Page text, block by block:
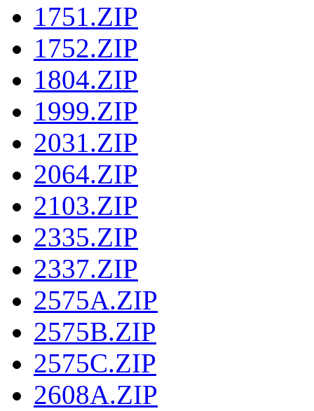
1751.ZIP
1752.ZIP
1804.ZIP
1999.ZIP
2031.ZIP
2064.ZIP
2103.ZIP
2335.ZIP
2337.ZIP
2575A.ZIP
2575B.ZIP
2575C.ZIP
2608A.ZIP